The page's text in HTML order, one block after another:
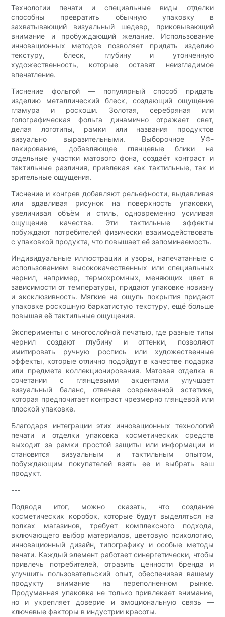
Технологии печати и специальные виды отделки
способны превратить обычную упаковку в
захватывающий визуальный шедевр, приковывающий
внимание и пробуждающий желание. Использование
инновационных методов позволяет придать изделию
текстуру, блеск, глубину и утонченную
художественность, которые оставят неизгладимое
впечатление.
Тиснение фольгой — популярный способ придать
изделию металлический блеск, создающий ощущение
гламура и роскоши. Золотая, серебряная или
голографическая фольга динамично отражает свет,
делая логотипы, рамки или названия продуктов
визуально выразительными. Выборочное УФ-
лакирование, добавляющее глянцевые блики на
отдельные участки матового фона, создаёт контраст и
тактильные различия, привлекая как тактильные, так и
зрительные ощущения.
Тиснение и конгрев добавляют рельефности, выдавливая
или вдавливая рисунок на поверхность упаковки,
увеличивая объём и стиль, одновременно усиливая
ощущение качества. Эти тактильные эффекты
побуждают потребителей физически взаимодействовать
с упаковкой продукта, что повышает её запоминаемость.
Индивидуальные иллюстрации и узоры, напечатанные с
использованием высококачественных или специальных
чернил, например, термохромных, меняющих цвет в
зависимости от температуры, придают упаковке новизну
и эксклюзивность. Мягкие на ощупь покрытия придают
упаковке роскошную бархатистую текстуру, ещё больше
повышая её тактильные ощущения.
Эксперименты с многослойной печатью, где разные типы
чернил создают глубину и оттенки, позволяют
имитировать ручную роспись или художественные
эффекты, которые отлично подойдут в качестве подарка
или предмета коллекционирования. Матовая отделка в
сочетании с глянцевыми акцентами улучшает
визуальный баланс, отвечая современной эстетике,
которая предпочитает контраст чрезмерно глянцевой или
плоской упаковке.
Благодаря интеграции этих инновационных технологий
печати и отделки упаковка косметических средств
выходит за рамки простой защиты или информации и
становится визуальным и тактильным опытом,
побуждающим покупателей взять ее и выбрать ваш
продукт.
---
Подводя итог, можно сказать, что создание
косметических коробок, которые будут выделяться на
полках магазинов, требует комплексного подхода,
включающего выбор материалов, цветовую психологию,
инновационный дизайн, типографику и особые методы
печати. ​​Каждый элемент работает синергетически, чтобы
привлечь потребителей, отразить ценности бренда и
улучшить пользовательский опыт, обеспечивая вашему
продукту внимание на переполненном рынке.
Продуманная упаковка не только привлекает внимание,
но и укрепляет доверие и эмоциональную связь —
ключевые факторы в индустрии красоты.